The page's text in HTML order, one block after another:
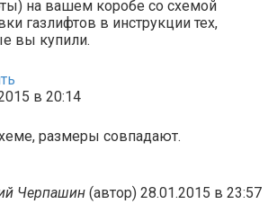
на вашем коробе со схемой
газлифтов в инструкции тех,
вы купили.
в 20:14
размеры совпадают.
Черпашин (автор) 28.01.2015 в 23:57